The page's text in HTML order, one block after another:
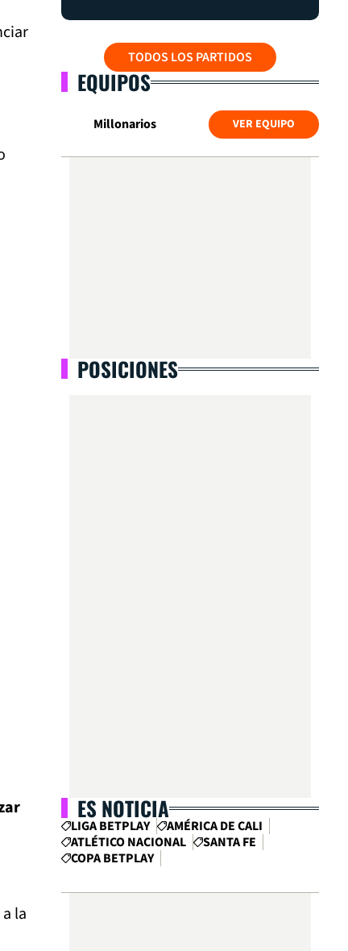
la
TODOS LOS PARTIDOS
EQUIPOS
Millonarios VER EQUIPO
POSICIONES
ES NOTICIA
LIGA BETPLAY
AMÉRICA DE CALI
ATLÉTICO NACIONAL
SANTA FE
COPA BETPLAY